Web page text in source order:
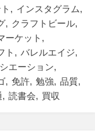
インスタグラム
クラフトビール
ーケット
ト
バレルエイジ
エーション
免許 勉強
品質
読書会 買収